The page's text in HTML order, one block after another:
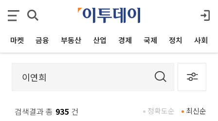
마켓 금융 부동산 산업 경제 국제 정치 사회
검색결과 총 935 건 최신순
정확도순